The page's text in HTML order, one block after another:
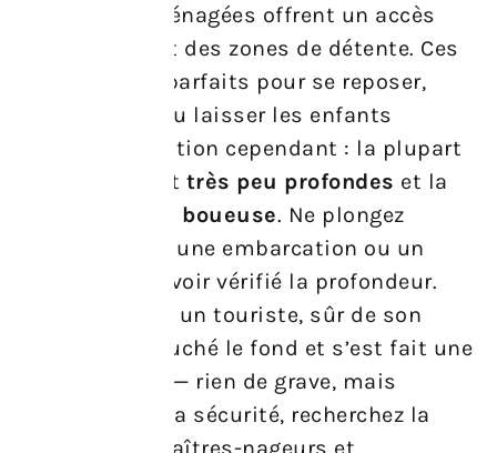
Les plages aménagées offrent un accès
facile à l’eau et des zones de détente. Ces
espaces sont parfaits pour se reposer,
pique-niquer ou laisser les enfants
barboter. Attention cependant : la plupart
des anses sont très peu profondes et la
boueuse. Ne plongez
jamais depuis une embarcation ou un
ponton sans avoir vérifié la profondeur.
Une anecdote : un touriste, sûr de son
plongeon, a touché le fond et s’est fait une
frayeur inutile — rien de grave, mais
évitable. Pour la sécurité, recherchez la
présence de maîtres-nageurs et